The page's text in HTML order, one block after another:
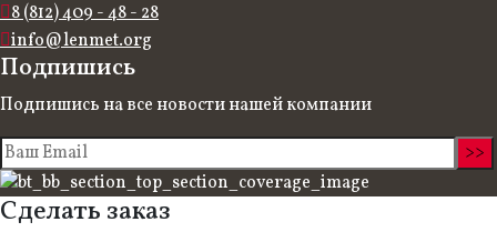
8 (812) 409 - 48 - 28
info@lenmet.org
Подпишись
Подпишись на все новости нашей компании
Сделать заказ